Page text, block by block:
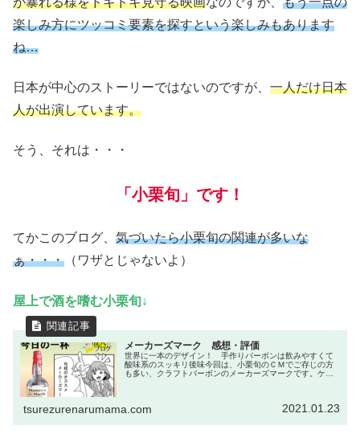
楽しみ方にツッコミ要素を探すという楽しみもあります
ね…
日本が中心のストーリーではないのですが、 一人だけ日本
人が出演しています。
そう、それは・・・
「小栗旬」です！
てかこのブログ、 気づいたら小栗旬の関連が多いな
ぁ・・・ （ワザとじゃないよ）
屋上で酒を嗜む小栗旬↓
メーカーズマーク 感想・評価
世界に一本のデザイン！ 手作りバーボンは飲みやすくて
酸味系のスッキリ後味今回は、小栗旬のＣＭでご存じの方
も多い、クラフトバーボンのメーカーズマークです。ケン
tsurezurenarumama.com 2021.01.23